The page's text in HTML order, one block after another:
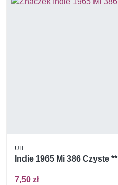
UIT
Indie 1965 Mi 386 Czyste **
7,50 zł